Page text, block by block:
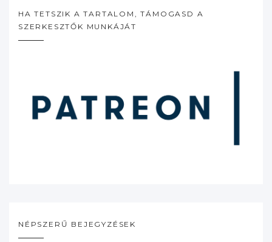
HA TETSZIK A TARTALOM, TÁMOGASD A
SZERKESZTŐK MUNKÁJÁT
NÉPSZERŰ BEJEGYZÉSEK